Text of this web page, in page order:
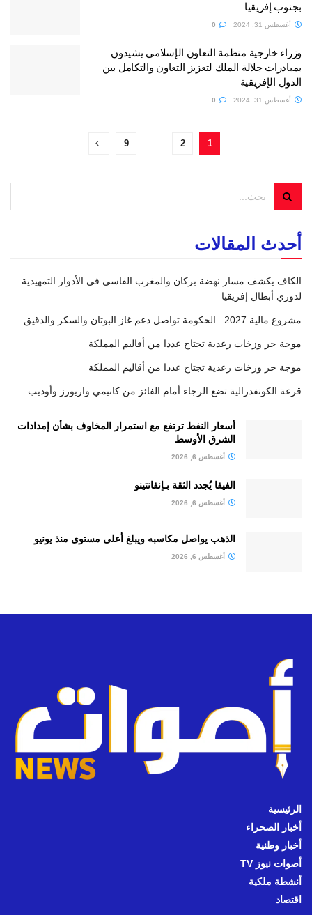
بجنوب إفريقيا
أغسطس 31, 2024
وزراء خارجية منظمة التعاون الإسلامي يشيدون
بمبادرات جلالة الملك لتعزيز التعاون والتكامل بين
الدول الإفريقية
أغسطس 31, 2024
1
2
9
أحدث المقالات
الكاف يكشف مسار نهضة بركان والمغرب الفاسي في الأدوار التمهيدية
لدوري أبطال إفريقيا
مشروع مالية 2027.. الحكومة تواصل دعم غاز البوتان والسكر والدقيق
موجة حر وزخات رعدية تجتاح عددا من أقاليم المملكة
موجة حر وزخات رعدية تجتاح عددا من أقاليم المملكة
قرعة الكونفدرالية تضع الرجاء أمام الفائز من كانيمي واريورز وأوديب
أسعار النفط ترتفع مع استمرار المخاوف بشأن إمدادات
الشرق الأوسط
أغسطس 6, 2026
الفيفا يُجدد الثقة بـإنفانتينو
أغسطس 6, 2026
الذهب يواصل مكاسبه ويبلغ أعلى مستوى منذ يونيو
أغسطس 6, 2026
الرئيسية
أخبار الصحراء
أخبار وطنية
أصوات نيوز TV
أنشطة ملكية
اقتصاد